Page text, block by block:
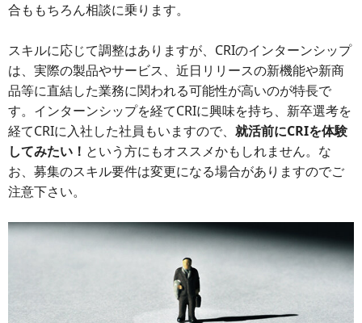
合ももちろん相談に乗ります。
スキルに応じて調整はありますが、CRIのインターンシップ
は、実際の製品やサービス、近日リリースの新機能や新商
品等に直結した業務に関われる可能性が高いのが特長で
す。インターンシップを経てCRIに興味を持ち、新卒選考を
経てCRIに入社した社員もいますので、 就活前にCRIを体験
してみたい！ という方にもオススメかもしれません。な
お、募集のスキル要件は変更になる場合がありますのでご
注意下さい。